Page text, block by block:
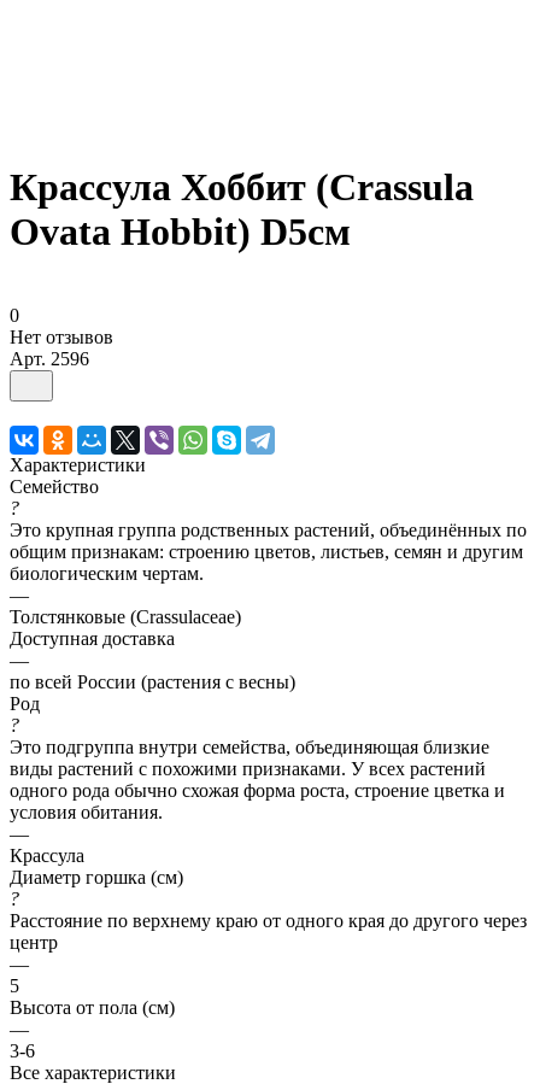
Крассула Хоббит (Crassula
Ovata Hobbit) D5см
0
Нет отзывов
Арт. 2596
Характеристики
Семейство
?
Это крупная группа родственных растений, объединённых по
общим признакам: строению цветов, листьев, семян и другим
биологическим чертам.
—
Толстянковые (Crassulaceae)
Доступная доставка
—
по всей России (растения с весны)
Род
?
Это подгруппа внутри семейства, объединяющая близкие
виды растений с похожими признаками. У всех растений
одного рода обычно схожая форма роста, строение цветка и
условия обитания.
—
Крассула
Диаметр горшка (см)
?
Расстояние по верхнему краю от одного края до другого через
центр
—
5
Высота от пола (см)
—
3-6
Все характеристики